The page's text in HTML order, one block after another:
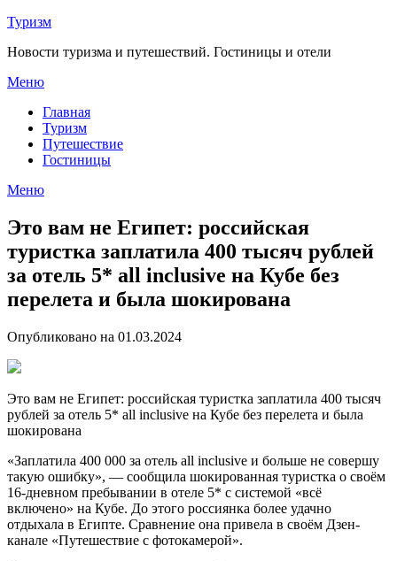
Перейти
содержимому
Туризм
Новости туризма и путешествий. Гостиницы и отели
Меню
Главная
Туризм
Путешествие
Гостиницы
Меню
Это вам не Египет: российская
туристка заплатила 400 тысяч рублей
за отель 5* all inclusive на Кубе без
перелета и была шокирована
Опубликовано на 01.03.2024
Это вам не Египет: российская туристка заплатила 400 тысяч
рублей за отель 5* all inclusive на Кубе без перелета и была
шокирована
«Заплатила 400 000 за отель all inclusive и больше не совершу
такую ошибку», — сообщила шокированная туристка о своём
16-дневном пребывании в отеле 5* с системой «всё
включено» на Кубе. До этого россиянка более удачно
отдыхала в Египте. Сравнение она привела в своём Дзен-
канале «Путешествие с фотокамерой».